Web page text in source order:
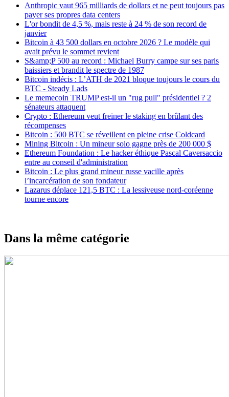
Anthropic vaut 965 milliards de dollars et ne peut toujours pas
payer ses propres data centers
L'or bondit de 4,5 %, mais reste à 24 % de son record de
janvier
Bitcoin à 43 500 dollars en octobre 2026 ? Le modèle qui
avait prévu le sommet revient
S&amp;P 500 au record : Michael Burry campe sur ses paris
baissiers et brandit le spectre de 1987
Bitcoin indécis : L’ATH de 2021 bloque toujours le cours du
BTC - Steady Lads
Le memecoin TRUMP est-il un "rug pull" présidentiel ? 2
sénateurs attaquent
Crypto : Ethereum veut freiner le staking en brûlant des
récompenses
Bitcoin : 500 BTC se réveillent en pleine crise Coldcard
Mining Bitcoin : Un mineur solo gagne près de 200 000 $
Ethereum Foundation : Le hacker éthique Pascal Caversaccio
entre au conseil d'administration
Bitcoin : Le plus grand mineur russe vacille après
l’incarcération de son fondateur
Lazarus déplace 121,5 BTC : La lessiveuse nord-coréenne
tourne encore
Dans la même catégorie